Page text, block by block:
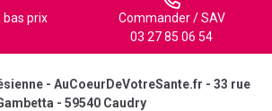
prix
Commander / SAV
03 27 85 06 54
- AuCoeurDeVotreSante.fr - 33 rue
- 59540 Caudry